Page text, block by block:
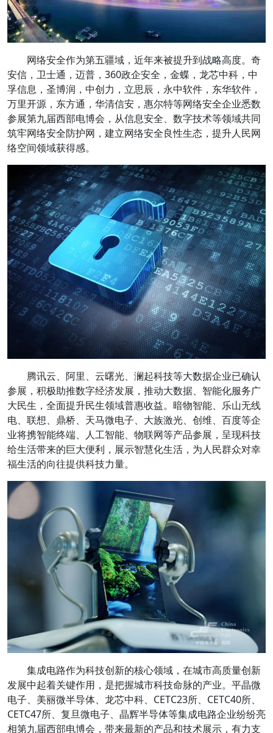
网络安全作为第五疆域，近年来被提升到战略高度。奇
安信，卫士通，迈普，360政企安全，金蝶，龙芯中科，中
孚信息，圣博润，中创力，立思辰，永中软件，东华软件，
万里开源，东方通，华清信安，惠尔特等网络安全企业悉数
参展第九届西部电博会，从信息安全、数字技术等领域共同
筑牢网络安全防护网，建立网络安全良性生态，提升人民网
络空间领域获得感。
腾讯云、阿里、云曙光、澜起科技等大数据企业已确认
参展，积极助推数字经济发展，推动大数据、智能化服务广
大民生，全面提升民生领域普惠收益。暗物智能、乐山无线
电、联想、鼎桥、天马微电子、大族激光、创维、百度等企
业将携智能终端、人工智能、物联网等产品参展，呈现科技
给生活带来的巨大便利，展示智慧化生活，为人民群众对幸
福生活的向往提供科技力量。
集成电路作为科技创新的核心领域，在城市高质量创新
发展中起着关键作用，是把握城市科技命脉的产业。平晶微
电子、美丽微半导体、龙芯中科、CETC23所、CETC40所、
CETC47所、复旦微电子、晶辉半导体等集成电路企业纷纷亮
相第九届西部电博会，带来最新的产品和技术展示，有力支